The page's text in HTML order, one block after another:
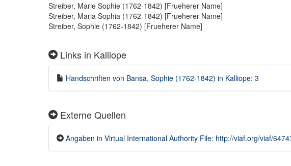
Streiber, Marie Sophie (1762-1842) [Frueherer Name]
Streiber, Maria Sophia (1762-1842) [Frueherer Name]
Streiber, Sophie (1762-1842) [Frueherer Name]
Links in Kalliope
Handschriften von Bansa, Sophie (1762-1842) in Kalliope: 3
Externe Quellen
Angaben in Virtual International Authority File: http://viaf.org/viaf/